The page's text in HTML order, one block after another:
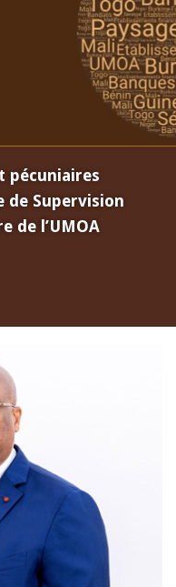
pécuniaires
de Supervision
de l’UMOA